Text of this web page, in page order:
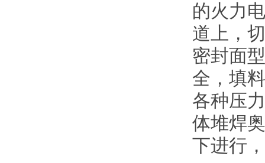
的火力
道上，
密封面
全，填
各种压
体堆焊
下进行